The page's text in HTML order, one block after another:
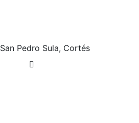
San Pedro Sula, Cortés